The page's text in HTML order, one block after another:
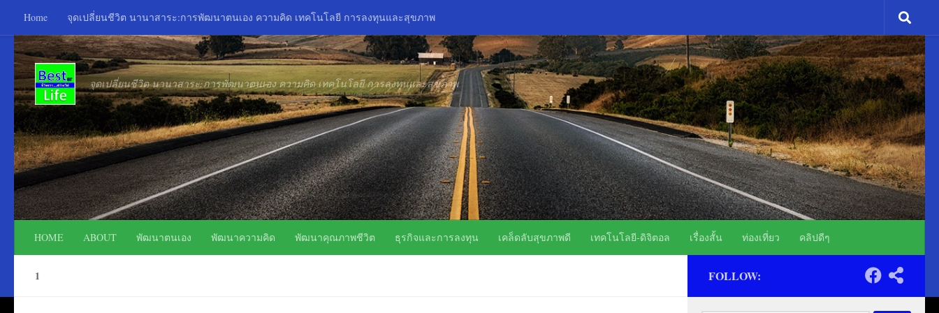
Skip to content
Home จุดเปลี่ยนชีวิต นานาสาระ:การพัฒนาตนเอง ความคิด เทคโนโลยี การลงทุนและสุขภาพ
จุดเปลี่ยนชีวิต นานาสาระ:การพัฒนาตนเอง ความคิด เทคโนโลยี การลงทุนและสุขภาพ
ADS
HOME ABOUT พัฒนาตนเอง พัฒนาความคิด พัฒนาคุณภาพชีวิต ธุรกิจและการลงทุน เคล็ดลับสุขภาพดี เทคโนโลยี-ดิจิตอล เรื่องสั้น ท่องเที่ยว คลิปดีๆ
1 FOLLOW: